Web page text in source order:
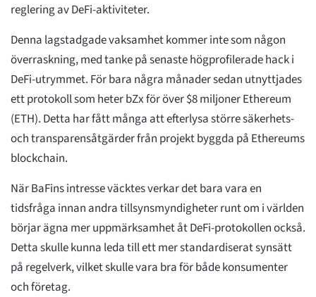
reglering av DeFi-aktiviteter.
Denna lagstadgade vaksamhet kommer inte som någon
överraskning, med tanke på senaste högprofilerade hack i
DeFi-utrymmet. För bara några månader sedan utnyttjades
ett protokoll som heter bZx för över $8 miljoner Ethereum
(ETH). Detta har fått många att efterlysa större säkerhets-
och transparensåtgärder från projekt byggda på Ethereums
blockchain.
När BaFins intresse väcktes verkar det bara vara en
tidsfråga innan andra tillsynsmyndigheter runt om i världen
börjar ägna mer uppmärksamhet åt DeFi-protokollen också.
Detta skulle kunna leda till ett mer standardiserat synsätt
på regelverk, vilket skulle vara bra för både konsumenter
och företag.